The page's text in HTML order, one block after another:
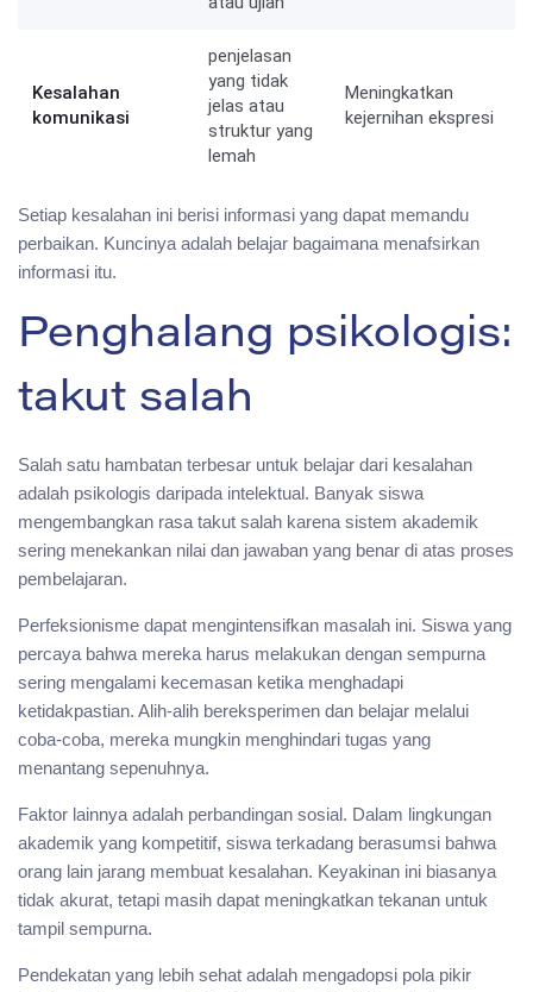
Kesalahan
komunikasi
penjelasan
yang tidak
jelas atau
struktur yang
lemah
Meningkatkan
kejernihan ekspresi
Setiap kesalahan ini berisi informasi yang dapat memandu
perbaikan. Kuncinya adalah belajar bagaimana menafsirkan
informasi itu.
Penghalang psikologis:
takut salah
Salah satu hambatan terbesar untuk belajar dari kesalahan
adalah psikologis daripada intelektual. Banyak siswa
mengembangkan rasa takut salah karena sistem akademik
sering menekankan nilai dan jawaban yang benar di atas proses
pembelajaran.
Perfeksionisme dapat mengintensifkan masalah ini. Siswa yang
percaya bahwa mereka harus melakukan dengan sempurna
sering mengalami kecemasan ketika menghadapi
ketidakpastian. Alih-alih bereksperimen dan belajar melalui
coba-coba, mereka mungkin menghindari tugas yang
menantang sepenuhnya.
Faktor lainnya adalah perbandingan sosial. Dalam lingkungan
akademik yang kompetitif, siswa terkadang berasumsi bahwa
orang lain jarang membuat kesalahan. Keyakinan ini biasanya
tidak akurat, tetapi masih dapat meningkatkan tekanan untuk
tampil sempurna.
Pendekatan yang lebih sehat adalah mengadopsi pola pikir